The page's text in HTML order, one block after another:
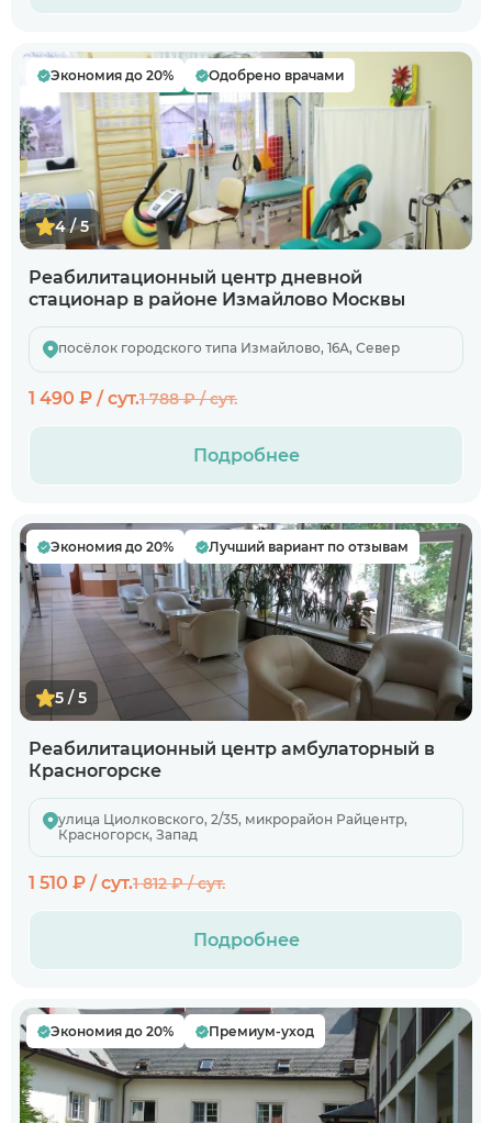
Экономия до 20% Одобрено врачами
4 / 5
Реабилитационный центр дневной
стационар в районе Измайлово Москвы
посёлок городского типа Измайлово, 16А, Север
1 490 ₽ / сут.1 788 ₽ / сут.
Подробнее
Экономия до 20% Лучший вариант по отзывам
5 / 5
Реабилитационный центр амбулаторный в
Красногорске
улица Циолковского, 2/35, микрорайон Райцентр,
Красногорск, Запад
1 510 ₽ / сут.1 812 ₽ / сут.
Подробнее
Экономия до 20% Премиум-уход
пансионате?
В ближайшее время
Узнаю информацию на будущее